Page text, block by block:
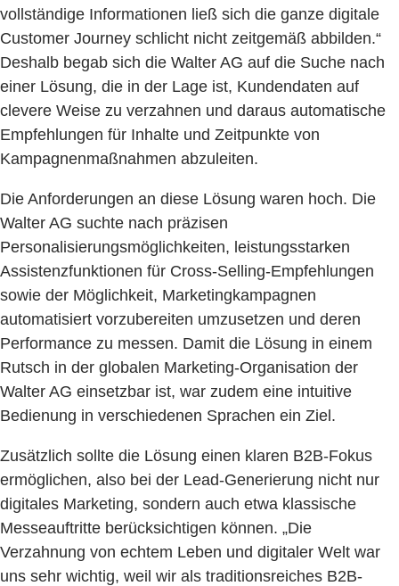
vollständige Informationen ließ sich die ganze digitale
Customer Journey schlicht nicht zeitgemäß abbilden.“
Deshalb begab sich die Walter AG auf die Suche nach
einer Lösung, die in der Lage ist, Kundendaten auf
clevere Weise zu verzahnen und daraus automatische
Empfehlungen für Inhalte und Zeitpunkte von
Kampagnenmaßnahmen abzuleiten.
Die Anforderungen an diese Lösung waren hoch. Die
Walter AG suchte nach präzisen
Personalisierungsmöglichkeiten, leistungsstarken
Assistenzfunktionen für Cross-Selling-Empfehlungen
sowie der Möglichkeit, Marketingkampagnen
automatisiert vorzubereiten umzusetzen und deren
Performance zu messen. Damit die Lösung in einem
Rutsch in der globalen Marketing-Organisation der
Walter AG einsetzbar ist, war zudem eine intuitive
Bedienung in verschiedenen Sprachen ein Ziel.
Zusätzlich sollte die Lösung einen klaren B2B-Fokus
ermöglichen, also bei der Lead-Generierung nicht nur
digitales Marketing, sondern auch etwa klassische
Messeauftritte berücksichtigen können. „Die
Verzahnung von echtem Leben und digitaler Welt war
uns sehr wichtig, weil wir als traditionsreiches B2B-